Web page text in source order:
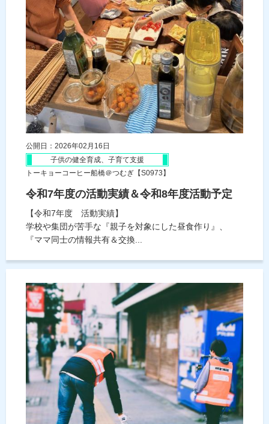
公開日：2026年02月16日
子供の健全育成、子育て支援
トーキョーコーヒー船橋＠つむぎ【S0973】
令和7年度の活動実績＆令和8年度活動予定
【令和7年度 活動実績】
学校や集団が苦手な『親子を対象にした昼食作り』、
『ママ同士の情報共有＆交換...